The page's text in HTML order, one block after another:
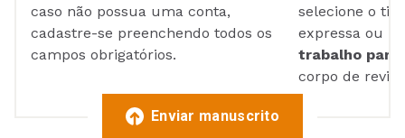
caso não possua uma conta,
cadastre-se preenchendo todos os
campos obrigatórios.
selecione o
expressa ou
trabalho para
corpo de
Enviar manuscrito